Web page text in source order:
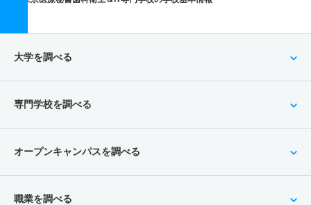
大学を調べる
専門学校を調べる
オープンキャンパスを調べる
職業を調べる